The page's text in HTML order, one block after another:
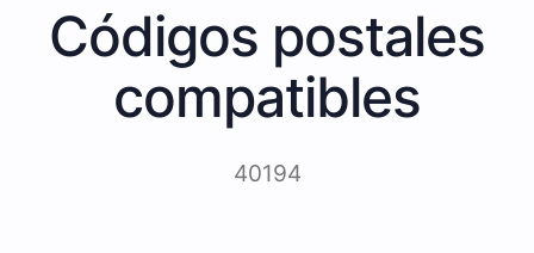
Códigos postales
compatibles
40194